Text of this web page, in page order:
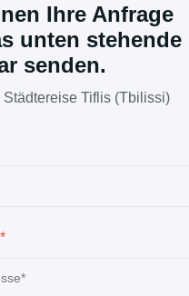
Ihre Anfrage
unten stehende
senden.
Städtereise Tiflis (Tbilissi)
*